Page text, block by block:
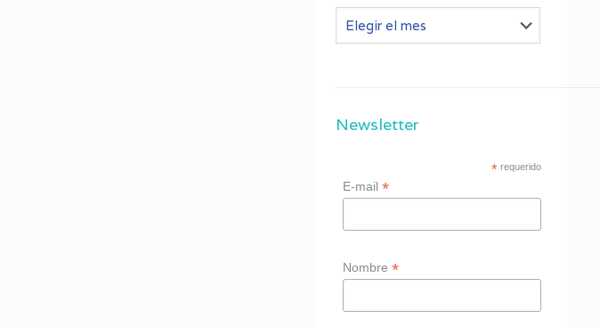
Otros
Newsletter
*requerido
E-mail *
Nombre *